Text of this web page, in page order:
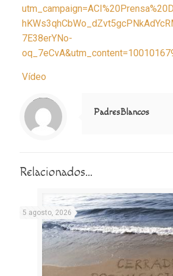
7E38erYNo-
Vídeo
Notice
: Trying to access array offset on value of type null in
/home/misioner/public_html/padresblancos/themes/betheme/includes/content-single.php
on line
286
PadresBlancos
Relacionados...
5 agosto, 2026